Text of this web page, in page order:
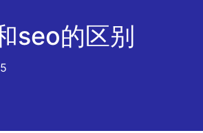
seo的区别